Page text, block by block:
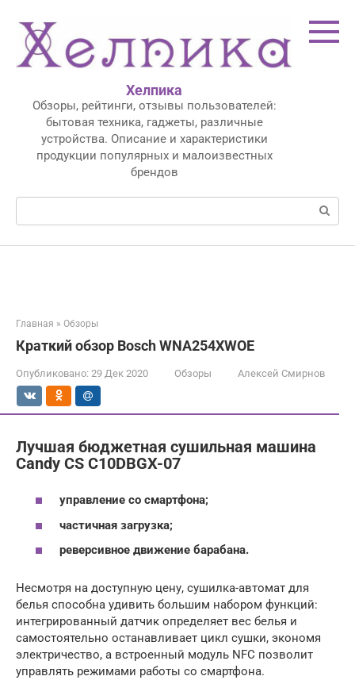
контенту
Хелпика
Обзоры, рейтинги, отзывы пользователей:
бытовая техника, гаджеты, различные
устройства. Описание и характеристики
продукции популярных и малоизвестных
брендов
Поиск:
Главная » Обзоры
Краткий обзор Bosch WNA254XWOE
Опубликовано: 29 Дек 2020 Обзоры Алексей Смирнов
Лучшая бюджетная сушильная машина
Candy CS C10DBGX-07
управление со смартфона;
частичная загрузка;
реверсивное движение барабана.
Несмотря на доступную цену, сушилка-автомат для
белья способна удивить большим набором функций:
интегрированный датчик определяет вес белья и
самостоятельно останавливает цикл сушки, экономя
электричество, а встроенный модуль NFC позволит
управлять режимами работы со смартфона.